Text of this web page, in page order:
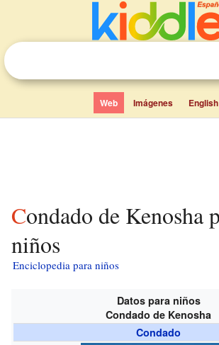
Web Imágenes English
Condado de Kenosha para
niños
Enciclopedia para niños
Datos para niños
Condado de Kenosha
Condado